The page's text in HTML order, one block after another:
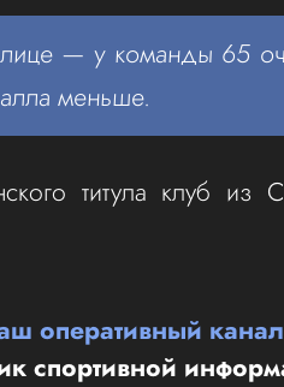
— у команды 65
меньше.
титула клуб из
оперативный
спортивной